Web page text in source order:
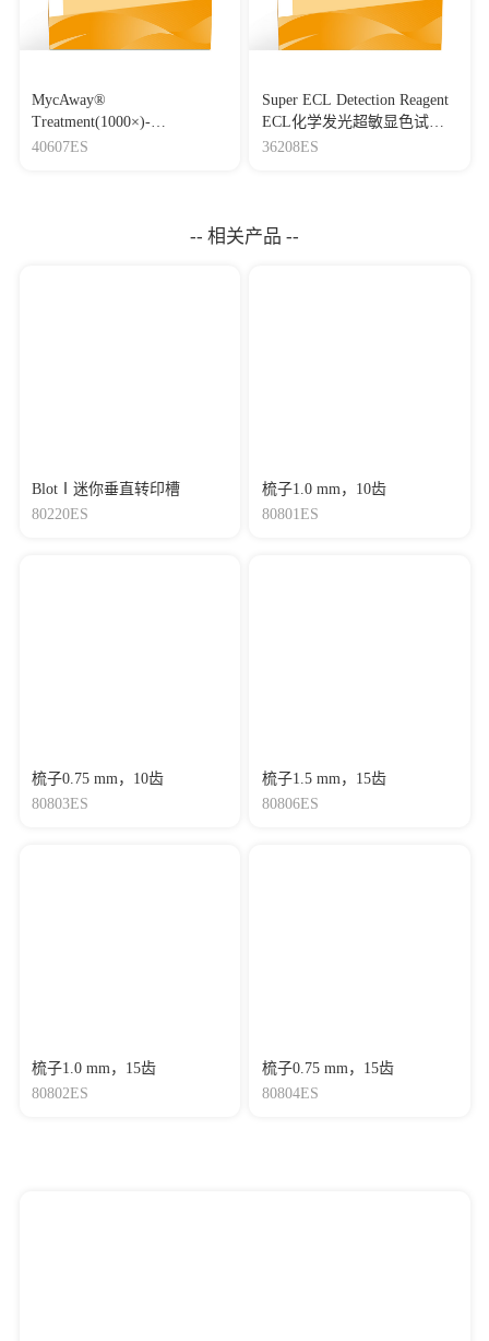
MycAway®
Treatment(1000×)-
Mycoplasma Elimination
40607ES
Super ECL Detection Reagent
ECL化学发光超敏显色试剂
盒
36208ES
-- 相关产品 --
BlotⅠ迷你垂直转印槽
80220ES
梳子1.0 mm，10齿
80801ES
梳子0.75 mm，10齿
80803ES
梳子1.5 mm，15齿
80806ES
梳子1.0 mm，15齿
80802ES
梳子0.75 mm，15齿
80804ES